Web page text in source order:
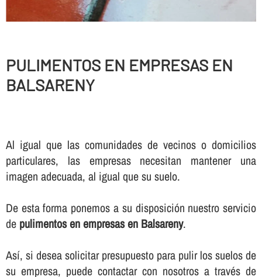
PULIMENTOS EN EMPRESAS EN
BALSARENY
Al igual que las comunidades de vecinos o domicilios
particulares, las empresas necesitan mantener una
imagen adecuada, al igual que su suelo.
De esta forma ponemos a su disposición nuestro servicio
de pulimentos en empresas en Balsareny.
Así­, si desea solicitar presupuesto para pulir los suelos de
su empresa, puede contactar con nosotros a través de